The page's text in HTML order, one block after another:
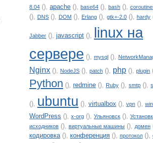
8.04 (),apache (),base64 (),bash (),
(), DNS (), DOM (), Erlang (),gtk+-2.0 (),hardy
Jabber (),javascript (), linux на
сервере (),mysql (),
Nginx (), NodeJS (),patch (), php (),plugin
Python (),redmine (), Ruby (),smtp (),
(), ubuntu (),virtualbox (),vpn (),
WordPress (),x-org (),Ульяновск (),
исходников (),виртуальные машины (),домен
кодировка(),конференция (),протокол (),